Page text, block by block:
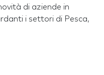
di aziende in
i settori di Pesca,